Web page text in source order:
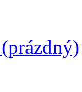
(prázdný)